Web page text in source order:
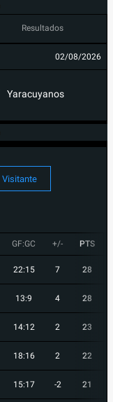
Resultados
02/08/2026
Yaracuyanos
Visitante
GF:GC +/- PTS
22:15 7 28
13:9 4 28
14:12 2 23
18:16 2 22
15:17 -2 21